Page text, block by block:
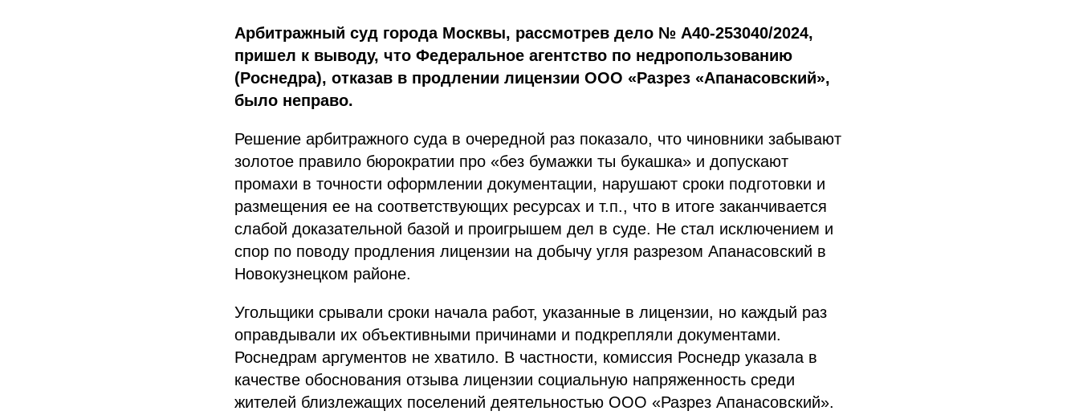
Арбитражный суд города Москвы, рассмотрев дело № А40-253040/2024,
пришел к выводу, что Федеральное агентство по недропользованию
(Роснедра), отказав в продлении лицензии ООО «Разрез «Апанасовский»,
было неправо.
Решение арбитражного суда в очередной раз показало, что чиновники забывают
золотое правило бюрократии про «без бумажки ты букашка» и допускают
промахи в точности оформлении документации, нарушают сроки подготовки и
размещения ее на соответствующих ресурсах и т.п., что в итоге заканчивается
слабой доказательной базой и проигрышем дел в суде. Не стал исключением и
спор по поводу продления лицензии на добычу угля разрезом Апанасовский в
Новокузнецком районе.
Угольщики срывали сроки начала работ, указанные в лицензии, но каждый раз
оправдывали их объективными причинами и подкрепляли документами.
Роснедрам аргументов не хватило. В частности, комиссия Роснедр указала в
качестве обоснования отзыва лицензии социальную напряженность среди
жителей близлежащих поселений деятельностью ООО «Разрез Апанасовский».